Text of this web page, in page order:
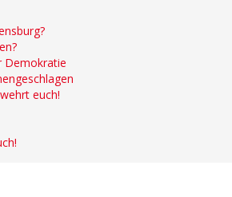
Demokratie
euch!